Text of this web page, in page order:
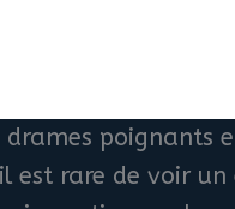
poignants
rare de voir